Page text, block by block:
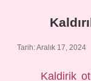
Tarih: Aralık 17, 2024
Kaldirik